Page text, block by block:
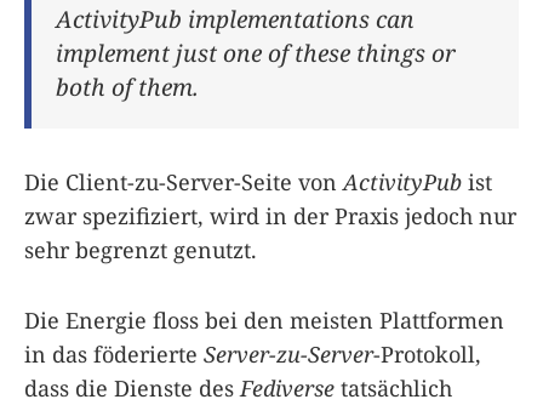
ActivityPub implementations can
implement just one of these things or
both of them.
Die Client-zu-Server-Seite von ActivityPub ist
zwar spezifiziert, wird in der Praxis jedoch nur
sehr begrenzt genutzt.
Die Energie floss bei den meisten Plattformen
in das föderierte Server-zu-Server-Protokoll,
dass die Dienste des Fediverse tatsächlich